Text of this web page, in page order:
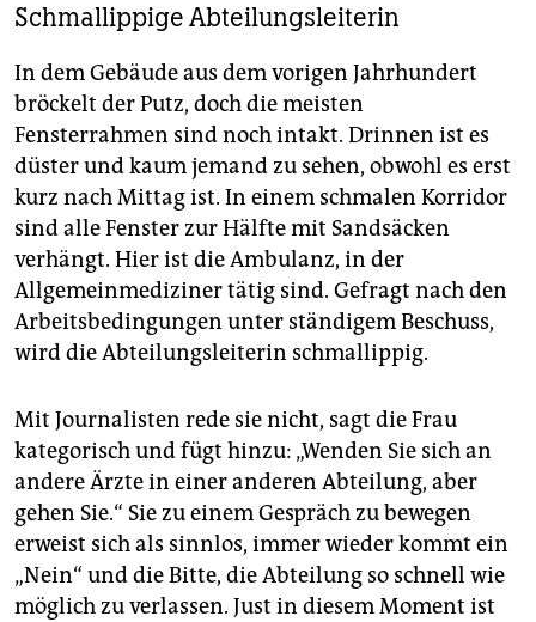
Schmallippige Abteilungsleiterin
In dem Gebäude aus dem vorigen Jahrhundert
bröckelt der Putz, doch die meisten
Fensterrahmen sind noch intakt. Drinnen ist es
düster und kaum jemand zu sehen, obwohl es erst
kurz nach Mittag ist. In einem schmalen Korridor
sind alle Fenster zur Hälfte mit Sandsäcken
verhängt. Hier ist die Ambulanz, in der
Allgemeinmediziner tätig sind. Gefragt nach den
Arbeitsbedingungen unter ständigem Beschuss,
wird die Abteilungsleiterin schmallippig.
Mit Journalisten rede sie nicht, sagt die Frau
kategorisch und fügt hinzu: „Wenden Sie sich an
andere Ärzte in einer anderen Abteilung, aber
gehen Sie.“ Sie zu einem Gespräch zu bewegen
erweist sich als sinnlos, immer wieder kommt ein
„Nein“ und die Bitte, die Abteilung so schnell wie
möglich zu verlassen. Just in diesem Moment ist